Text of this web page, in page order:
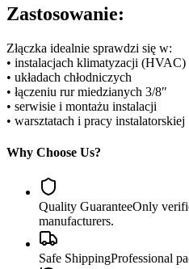
Zastosowanie:
Złączka idealnie sprawdzi się w:
• instalacjach klimatyzacji (HVAC)
• układach chłodniczych
• łączeniu rur miedzianych 3/8″
• serwisie i montażu instalacji
• warsztatach i pracy instalatorskiej
Why Choose Us?
Quality GuaranteeOnly
manufacturers.
Safe ShippingProfessional